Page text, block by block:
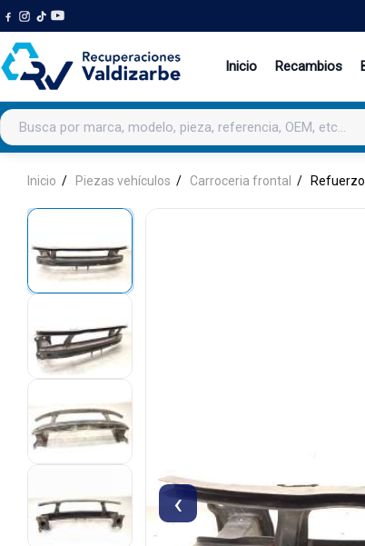
Inicio Recambios
Buscar productos
Inicio Piezas vehículos Carroceria frontal
‹